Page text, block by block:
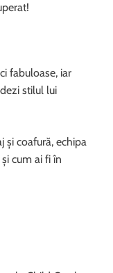
fabuloase, iar
stilul lui
și coafură, echipa
cum ai fi în